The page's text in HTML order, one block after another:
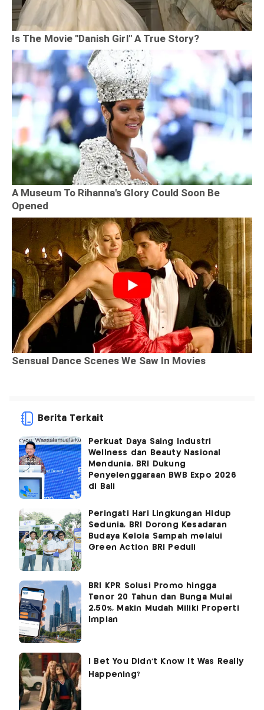
Berita Terkait
Perkuat Daya Saing Industri
Wellness dan Beauty Nasional
Mendunia, BRI Dukung
Penyelenggaraan BWB Expo 2026
di Bali
Peringati Hari Lingkungan Hidup
Sedunia, BRI Dorong Kesadaran
Budaya Kelola Sampah melalui
Green Action BRI Peduli
BRI KPR Solusi Promo hingga
Tenor 20 Tahun dan Bunga Mulai
2,50%, Makin Mudah Miliki Properti
Impian